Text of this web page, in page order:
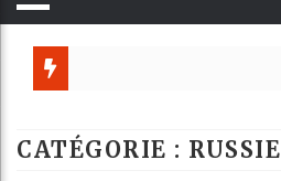
CATÉGORIE : RUSSIE